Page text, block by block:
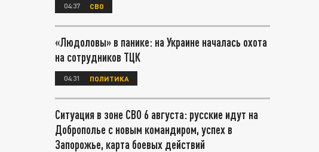
04:37 СВО
«Людоловы» в панике: на Украине началась охота
на сотрудников ТЦК
04:31 ПОЛИТИКА
Ситуация в зоне СВО 6 августа: русские идут на
Доброполье с новым командиром, успех в
Запорожье, карта боевых действий